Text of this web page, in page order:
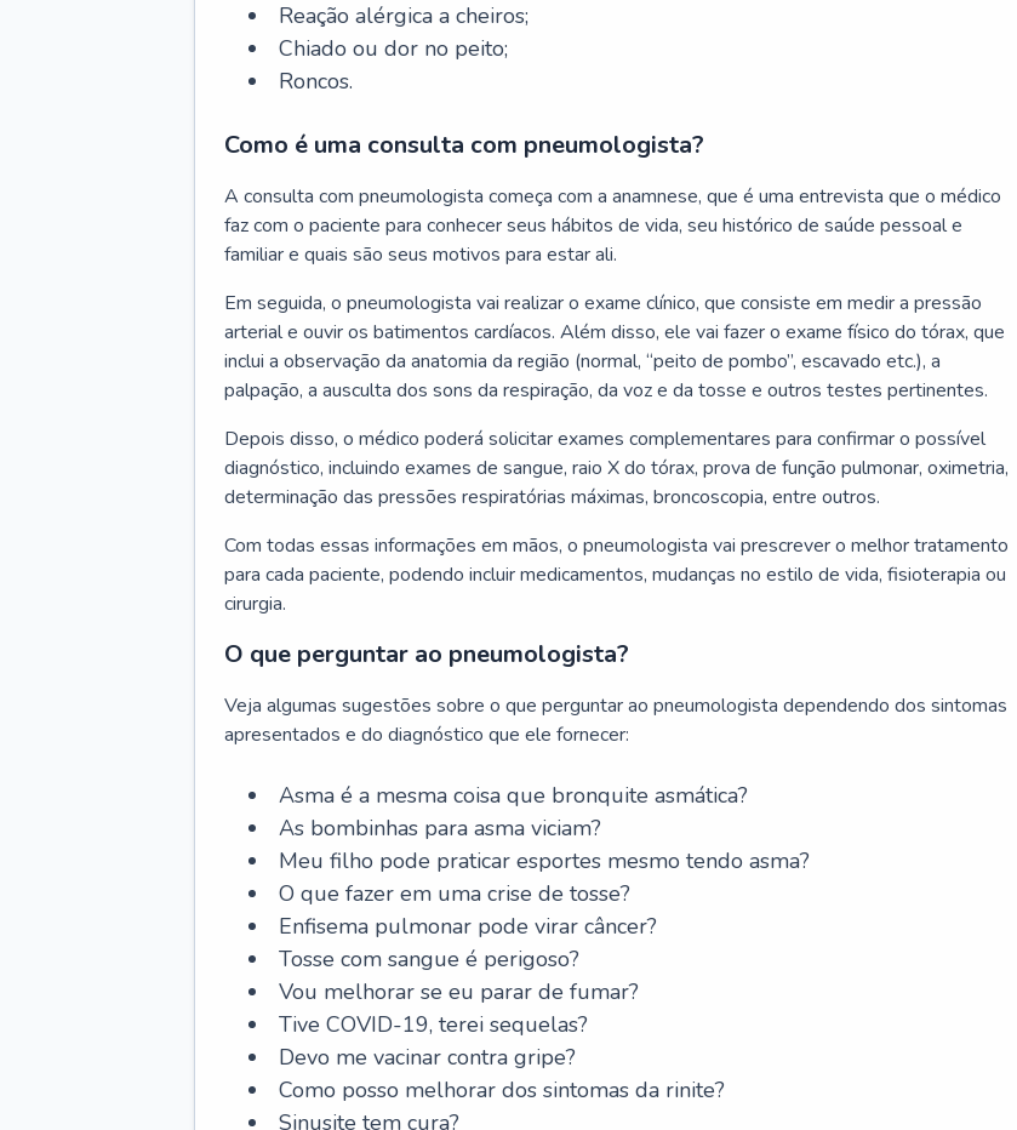
Reação alérgica a cheiros;
Chiado ou dor no peito;
Roncos.
Como é uma consulta com pneumologista?
A consulta com pneumologista começa com a anamnese, que é uma entrevista que o médico
faz com o paciente para conhecer seus hábitos de vida, seu histórico de saúde pessoal e
familiar e quais são seus motivos para estar ali.
Em seguida, o pneumologista vai realizar o exame clínico, que consiste em medir a pressão
arterial e ouvir os batimentos cardíacos. Além disso, ele vai fazer o exame físico do tórax, que
inclui a observação da anatomia da região (normal, “peito de pombo”, escavado etc.), a
palpação, a ausculta dos sons da respiração, da voz e da tosse e outros testes pertinentes.
Depois disso, o médico poderá solicitar exames complementares para confirmar o possível
diagnóstico, incluindo exames de sangue, raio X do tórax, prova de função pulmonar, oximetria,
determinação das pressões respiratórias máximas, broncoscopia, entre outros.
Com todas essas informações em mãos, o pneumologista vai prescrever o melhor tratamento
para cada paciente, podendo incluir medicamentos, mudanças no estilo de vida, fisioterapia ou
cirurgia.
O que perguntar ao pneumologista?
Veja algumas sugestões sobre o que perguntar ao pneumologista dependendo dos sintomas
apresentados e do diagnóstico que ele fornecer:
Asma é a mesma coisa que bronquite asmática?
As bombinhas para asma viciam?
Meu filho pode praticar esportes mesmo tendo asma?
O que fazer em uma crise de tosse?
Enfisema pulmonar pode virar câncer?
Tosse com sangue é perigoso?
Vou melhorar se eu parar de fumar?
Tive COVID-19, terei sequelas?
Devo me vacinar contra gripe?
Como posso melhorar dos sintomas da rinite?
Sinusite tem cura?